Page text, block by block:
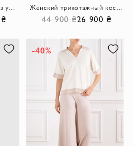
44 900 ₴26 900 ₴
-40%